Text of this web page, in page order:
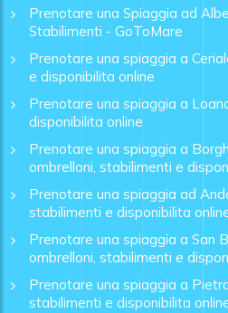
Prenotare una Spiaggia ad
Stabilimenti - GoToMare
Prenotare una spiaggia a
e disponibilita online
Prenotare una spiaggia a
disponibilita online
Prenotare una spiaggia a
ombrelloni, stabilimenti e
Prenotare una spiaggia ad
stabilimenti e disponibilita
Prenotare una spiaggia a San
ombrelloni, stabilimenti e
Prenotare una spiaggia a
stabilimenti e disponibilita